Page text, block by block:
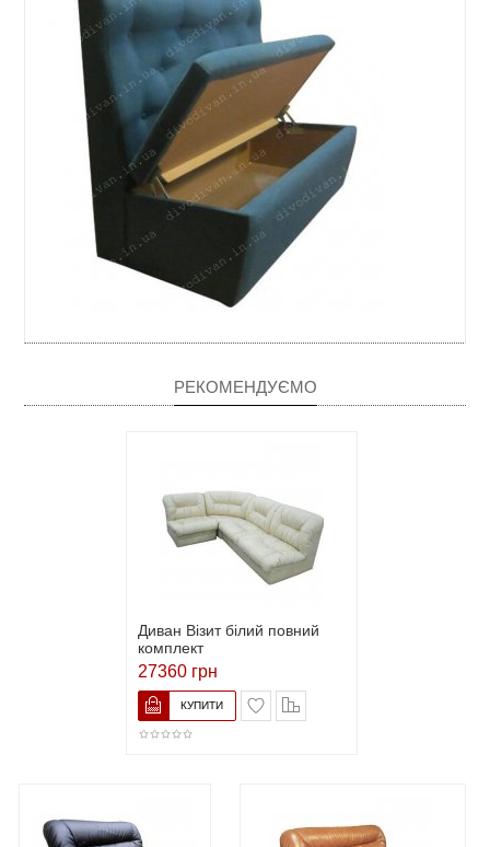
РЕКОМЕНДУЄМО
Диван Візит білий повний
комплект
27360 грн